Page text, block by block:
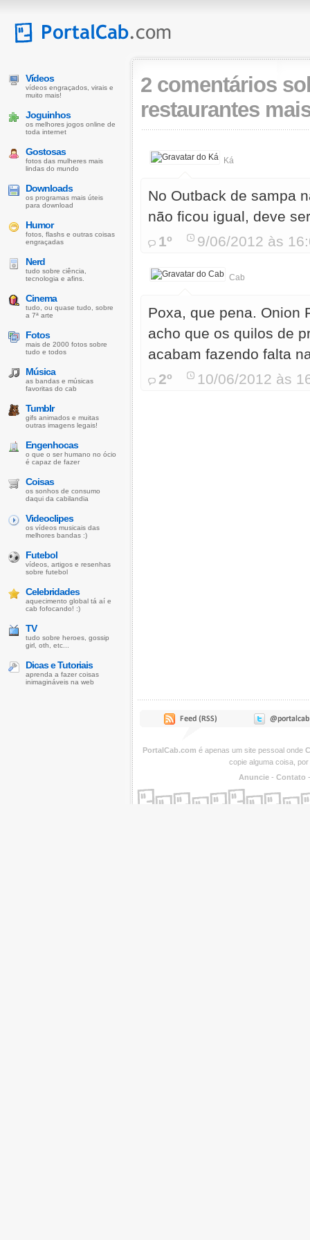
2 comentários
restaurantes
Ká
No Outback de sampa
não ficou igual, deve
1º
9/06/2012 às
Cab
Poxa, que pena. Onion
acho que os quilos de
acabam fazendo falta
2º
10/06/2012 às
Vídeos
vídeos engraçados, virais e
muito mais!
Joguinhos
os melhores jogos online de
toda internet
Gostosas
fotos das mulheres mais
lindas do mundo
Downloads
os programas mais úteis
para download
Humor
fotos, flashs e outras coisas
engraçadas
Nerd
tudo sobre ciência,
tecnologia e afins.
Cinema
tudo, ou quase tudo, sobre
a 7ª arte
Fotos
mais de 2000 fotos sobre
tudo e todos
Música
as bandas e músicas
favoritas do cab
Tumblr
gifs animados e muitas
outras imagens legais!
Engenhocas
o que o ser humano no ócio
é capaz de fazer
Coisas
os sonhos de consumo
daqui da cabilandia
Videoclipes
os vídeos musicais das
melhores bandas :)
Futebol
vídeos, artigos e resenhas
sobre futebol
Celebridades
aquecimento global tá aí e
cab fofocando! :)
TV
tudo sobre heroes, gossip
girl, oth, etc...
Dicas e Tutoriais
aprenda a fazer coisas
inimagináveis na web
PortalCab.com é apenas um site pessoal onde
copie alguma coisa,
Anuncie- Contato